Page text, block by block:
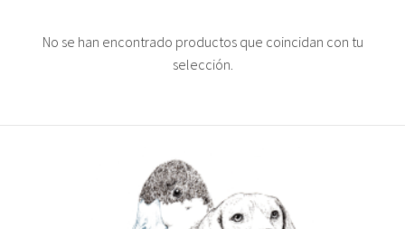
No se han encontrado productos que coincidan con tu
selección.